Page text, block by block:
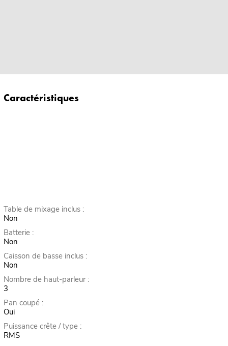
Caractéristiques
Table de mixage inclus :
Non
Batterie :
Non
Caisson de basse inclus :
Non
Nombre de haut-parleur :
3
Pan coupé :
Oui
Puissance crête / type :
RMS